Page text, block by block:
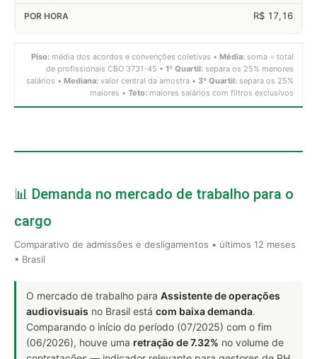
R$ 17,16
Piso: média dos acordos e convenções coletivas • Média: soma ÷ total
de profissionais CBO 3731-45 • 1º Quartil: separa os 25% menores
salários • Mediana: valor central da amostra • 3º Quartil: separa os 25%
maiores • Teto: maiores salários com filtros exclusivos
📊 Demanda no mercado de trabalho para o
cargo
Comparativo de admissões e desligamentos • últimos 12 meses
• Brasil
O mercado de trabalho para Assistente de operações
audiovisuais no Brasil está com baixa demanda.
Comparando o início do período (07/2025) com o fim
(06/2026), houve uma retração de 7.32% no volume de